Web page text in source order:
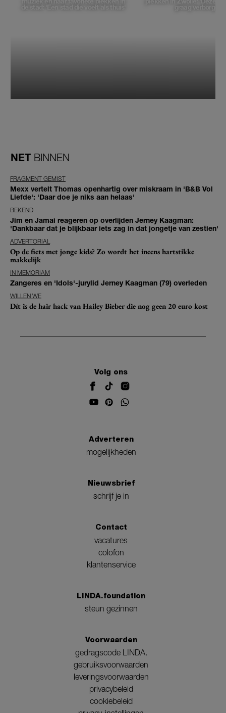
de stad: 'Een stad die voelt als thuis' graag verborgen'
NET BINNEN
FRAGMENT GEMIST
Mexx vertelt Thomas openhartig over miskraam in 'B&B Vol
Liefde': 'Daar doe je niks aan helaas'
BEKEND
Jim en Jamai reageren op overlijden Jerney Kaagman:
'Dankbaar dat je blijkbaar iets zag in dat jongetje van zestien'
ADVERTORIAL
Op de fiets met jonge kids? Zo wordt het ineens hartstikke
makkelijk
IN MEMORIAM
Zangeres en 'Idols'-jurylid Jerney Kaagman (79) overleden
WILLEN WE
Dít is de hair hack van Hailey Bieber die nog geen 20 euro kost
Volg ons
Adverteren
mogelijkheden
Nieuwsbrief
schrijf je in
Contact
vacatures
colofon
klantenservice
LINDA.foundation
steun gezinnen
Voorwaarden
gedragscode LINDA.
gebruiksvoorwaarden
leveringsvoorwaarden
privacybeleid
cookiebeleid